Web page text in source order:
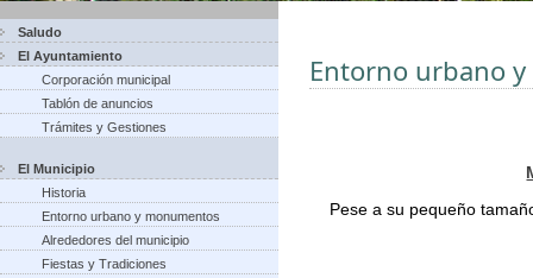
Saludo
El Ayuntamiento
Corporación municipal
Tablón de anuncios
Trámites y Gestiones
El Municipio
Historia
Entorno urbano y monumentos
Alrededores del municipio
Fiestas y Tradiciones
Entorno urbano
Pese a su pequeño